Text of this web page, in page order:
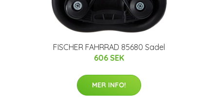
FISCHER FAHRRAD 85680 Sadel
606 SEK
MER INFO!